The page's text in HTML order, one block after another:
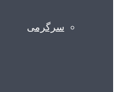
سرگرمی